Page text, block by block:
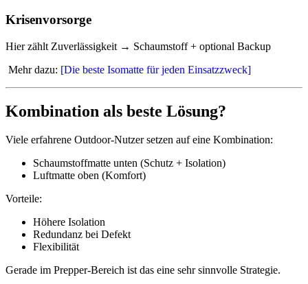
Krisenvorsorge
Hier zählt Zuverlässigkeit → Schaumstoff + optional Backup
Mehr dazu: [Die beste Isomatte für jeden Einsatzzweck]
Kombination als beste Lösung?
Viele erfahrene Outdoor-Nutzer setzen auf eine Kombination:
Schaumstoffmatte unten (Schutz + Isolation)
Luftmatte oben (Komfort)
Vorteile:
Höhere Isolation
Redundanz bei Defekt
Flexibilität
Gerade im Prepper-Bereich ist das eine sehr sinnvolle Strategie.